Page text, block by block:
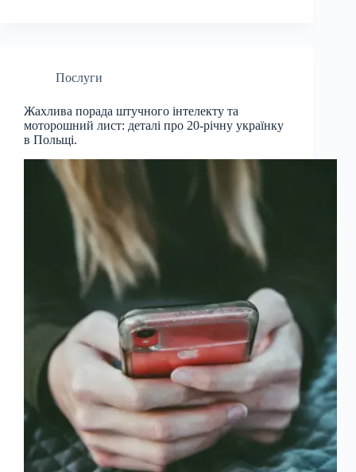
Послуги
Жахлива порада штучного інтелекту та
моторошний лист: деталі про 20-річну українку
в Польщі.